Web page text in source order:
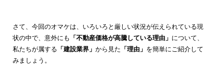
さて、今回のオマケは、いろいろと厳しい状況が伝えられている現
状の中で、意外にも 「不動産価格が高騰している理由」 について、
私たちが属する 「建設業界」 から見た 「理由」 を簡単にご紹介して
みましょう。